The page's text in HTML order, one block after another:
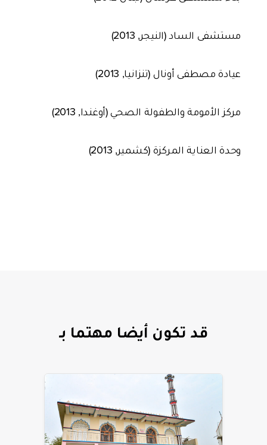
مستشفى الساد (النيجر, 2013)
عيادة مصطفى أونال (تنزانيا, 2013)
مركز الأمومة والطفولة الصحي (أوغندا, 2013)
وحدة العناية المركزة (كشمير, 2013)
قد تكون أيضا مهتما بـ